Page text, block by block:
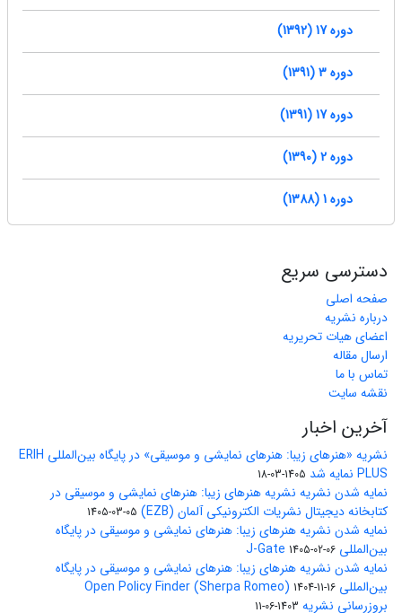
دوره 17 (1392)
دوره 3 (1391)
دوره 17 (1391)
دوره 2 (1390)
دوره 1 (1388)
دسترسی سریع
صفحه اصلی
درباره نشریه
اعضای هیات تحریریه
ارسال مقاله
تماس با ما
نقشه سایت
آخرین اخبار
نشریه «هنرهای زیبا: هنرهای نمایشی و موسیقی» در پایگاه بین‌المللی ERIH
PLUS نمایه شد
1405-03-18
نمایه شدن نشریه نشریه هنرهای زیبا: هنرهای نمایشی و موسیقی در
کتابخانه دیجیتال نشریات الکترونیکی آلمان (EZB)
1405-03-05
نمایه شدن نشریه هنرهای زیبا: هنرهای نمایشی و موسیقی در پایگاه
بین‌المللی J-Gate 1405-02-06
نمایه شدن نشریه هنرهای زیبا: هنرهای نمایشی و موسیقی در پایگاه
بین‌المللی Open Policy Finder (Sherpa Romeo) 1404-11-16
بروزرسانی نشریه 1403-06-11